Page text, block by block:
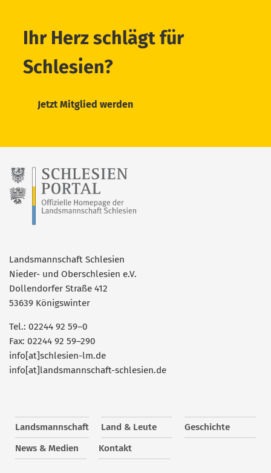
Ihr Herz schlägt für
Schlesien?
Jetzt Mitglied werden
Landsmannschaft Schlesien
Nieder- und Oberschlesien e.V.
Dollendorfer Straße 412
53639 Königswinter
Tel.: 02244 92 59–0
Fax: 02244 92 59–290
info[at]schlesien-lm.de
info[at]landsmannschaft-schlesien.de
Landsmannschaft Land & Leute
Geschichte
News & Medien
Kontakt